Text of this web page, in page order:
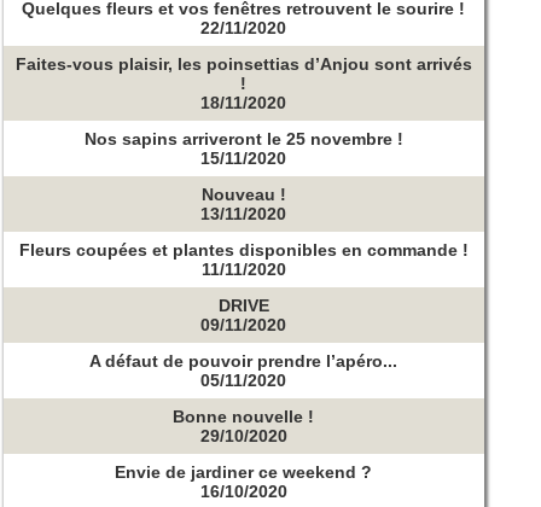
Quelques fleurs et vos fenêtres retrouvent le sourire !
22/11/2020
Faites-vous plaisir, les poinsettias d’Anjou sont arrivés
!
18/11/2020
Nos sapins arriveront le 25 novembre !
15/11/2020
Nouveau !
13/11/2020
Fleurs coupées et plantes disponibles en commande !
11/11/2020
DRIVE
09/11/2020
A défaut de pouvoir prendre l’apéro...
05/11/2020
Bonne nouvelle !
29/10/2020
Envie de jardiner ce weekend ?
16/10/2020